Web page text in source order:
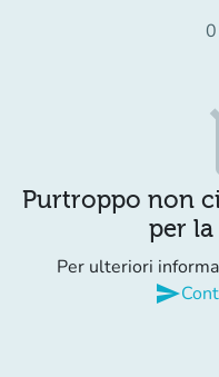
0
Purtroppo non
per
Per ulteriori
send